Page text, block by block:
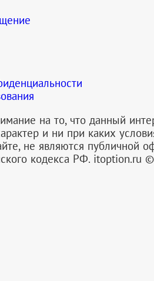
на то, что данный
и ни при каких
не являются публичной
кодекса РФ. itoption.ru